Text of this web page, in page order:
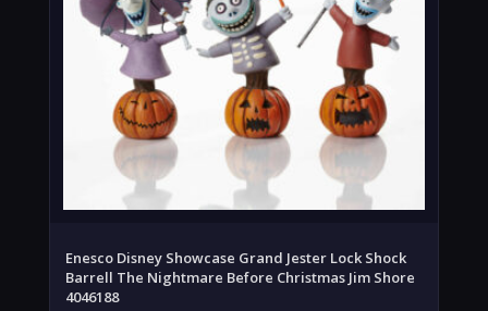
Enesco Disney Showcase Grand Jester Lock Shock
Barrell The Nightmare Before Christmas Jim Shore
4046188